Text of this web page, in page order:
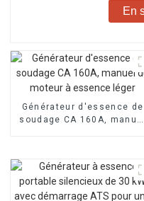
En
Générateur d'essence de
soudage CA 160A, manuel